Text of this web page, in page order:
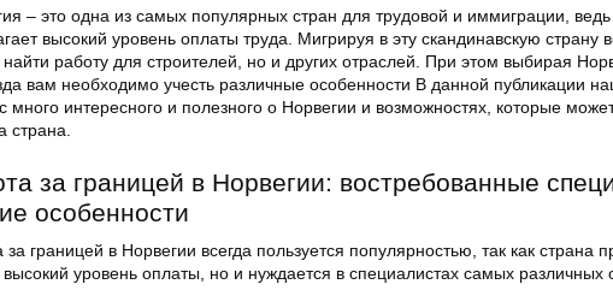
– это одна из самых популярных стран для трудовой и иммиграции, ведь
высокий уровень оплаты труда. Мигрируя в эту скандинавскую страну
найти работу для строителей, но и других отраслей. При этом выбирая
вам необходимо учесть различные особенности В данной публикации
много интересного и полезного о Норвегии и возможностях, которые
страна.
за границей в Норвегии: востребованные
особенности
за границей в Норвегии всегда пользуется популярностью, так как страна
высокий уровень оплаты, но и нуждается в специалистах самых различных